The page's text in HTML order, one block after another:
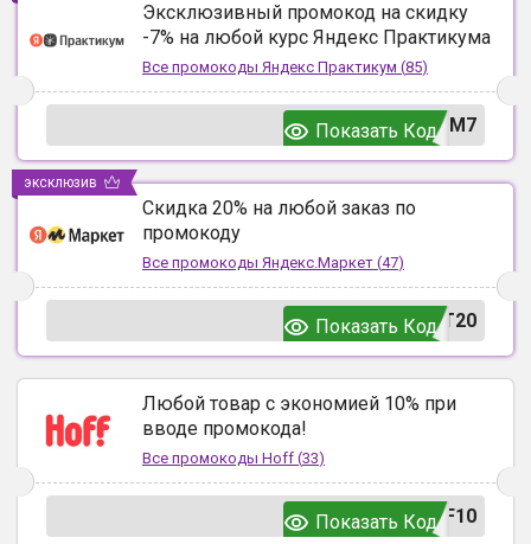
Эксклюзивный промокод на скидку
-7% на любой курс Яндекс Практикума
Все промокоды Яндекс Практикум (85)
UM7
Показать Код
Скидка 20% на любой заказ по
промокоду
Все промокоды Яндекс.Маркет (47)
T20
Показать Код
эксклюзив
Любой товар с экономией 10% при
вводе промокода!
Все промокоды Hoff (33)
F10
Показать Код